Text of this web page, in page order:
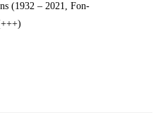
(1932 – 2021, Fon­